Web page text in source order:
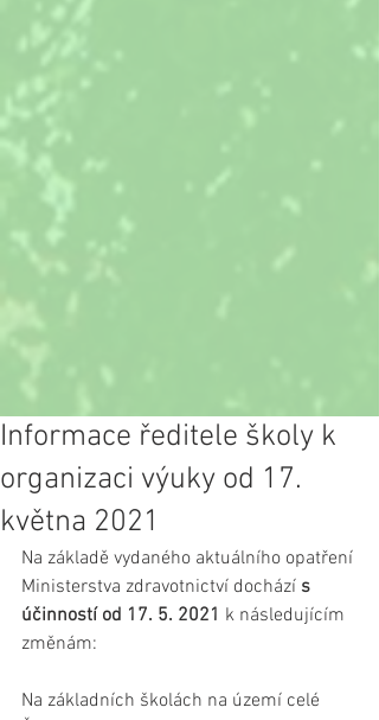
Informace ředitele školy k
organizaci výuky od 17.
května 2021
Na základě vydaného aktuálního opatření
Ministerstva zdravotnictví dochází s
účinností od 17. 5. 2021 k následujícím
změnám:
Na základních školách na území celé